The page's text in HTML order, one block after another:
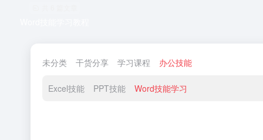
未分类 干货分享 学习课程 办公技能
Excel技能 PPT技能 Word技能学习